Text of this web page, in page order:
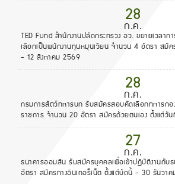
28
ก.ค.
TED Fund สำนักงานปลัดกระทรวง อว. ขยายเวลา
เลือกเป็นพนักงานทุนหมุนเวียน จำนวน 4 อัตรา สมั
- 12 สิงหาคม 2569
28
ก.ค.
กรมการสัตว์ทหารบก รับสมัครสอบคัดเลือกทหารกอ
ราชการ จำนวน 20 อัตรา สมัครด้วยตนเอง ตั้งแต่วั
27
ก.ค.
ธนาคารออมสิน รับสมัครบุคคลเพื่อเข้าปฏิบัติงานกับ
อัตรา สมัครทางอินเทอร็เน็ต ตั้งแต่บัดนี้ - 30 ธันวา